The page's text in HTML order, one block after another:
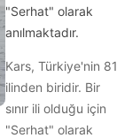
"Serhat" olarak
anılmaktadır.
Kars, Türkiye'nin 81
ilinden biridir. Bir
sınır ili olduğu için
"Serhat" olarak